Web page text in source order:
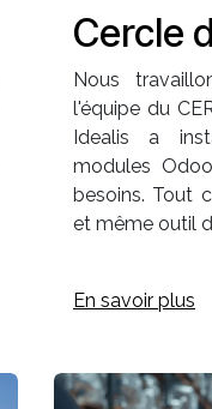
Cercle
Nous
l'équipe du
Idealis a
modules
besoins. Tout
et même outil
En savoir plus